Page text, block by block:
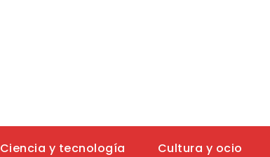
Ciencia y tecnología Cultura y ocio